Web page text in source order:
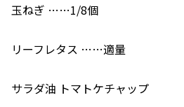
玉ねぎ ……1/8個
リーフレタス ……適量
サラダ油 トマトケチャップ